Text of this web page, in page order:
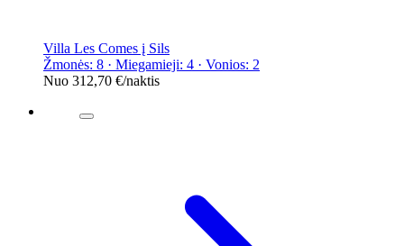
Villa Les Comes į Sils
Žmonės: 8 · Miegamieji: 4 · Vonios: 2
Nuo 312,70 €/naktis